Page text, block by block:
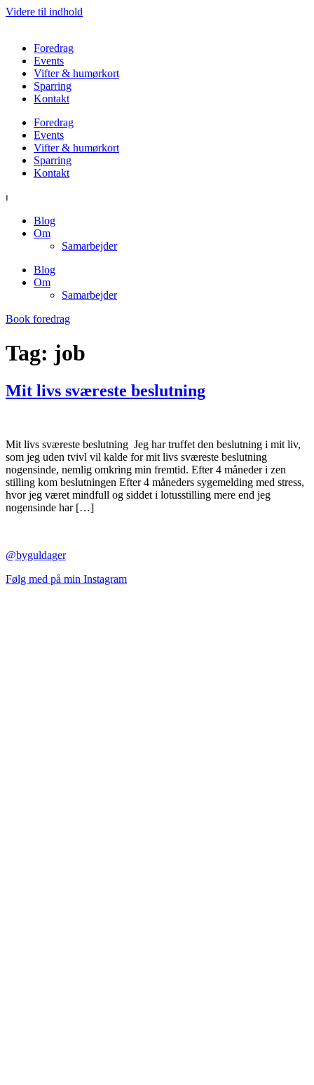
Videre til indhold
Foredrag
Events
Vifter & humørkort
Sparring
Kontakt
Foredrag
Events
Vifter & humørkort
Sparring
Kontakt
⏐
Blog
Om
Samarbejder
Blog
Om
Samarbejder
Book foredrag
Tag: job
Mit livs sværeste beslutning
Mit livs sværeste beslutning Jeg har truffet den beslutning i mit liv,
som jeg uden tvivl vil kalde for mit livs sværeste beslutning
nogensinde, nemlig omkring min fremtid. Efter 4 måneder i zen
stilling kom beslutningen Efter 4 måneders sygemelding med stress,
hvor jeg været mindfull og siddet i lotusstilling mere end jeg
nogensinde har […]
@byguldager
Følg med på min Instagram